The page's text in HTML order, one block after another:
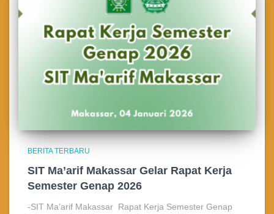
BERITA TERBARU
SIT Ma’arif Makassar Gelar Rapat Kerja
Semester Genap 2026
-SIT Ma’arif Makassar Rapat Kerja Semester Genap